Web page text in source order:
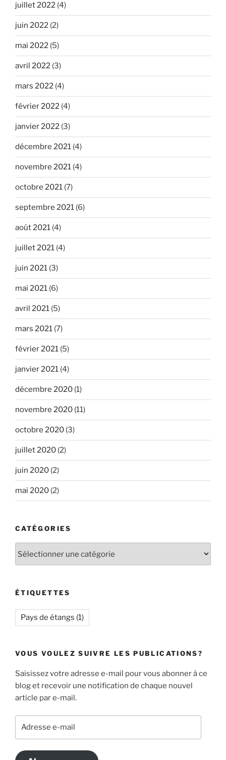
juillet 2022 (4)
juin 2022 (2)
mai 2022 (5)
avril 2022 (3)
mars 2022 (4)
février 2022 (4)
janvier 2022 (3)
décembre 2021 (4)
novembre 2021 (4)
octobre 2021 (7)
septembre 2021 (6)
août 2021 (4)
juillet 2021 (4)
juin 2021 (3)
mai 2021 (6)
avril 2021 (5)
mars 2021 (7)
février 2021 (5)
janvier 2021 (4)
décembre 2020 (1)
novembre 2020 (11)
octobre 2020 (3)
juillet 2020 (2)
juin 2020 (2)
mai 2020 (2)
CATÉGORIES
ÉTIQUETTES
Pays de étangs (1)
VOUS VOULEZ SUIVRE LES PUBLICATIONS?
Saisissez votre adresse e-mail pour vous abonner à ce
blog et recevoir une notification de chaque nouvel
article par e-mail.